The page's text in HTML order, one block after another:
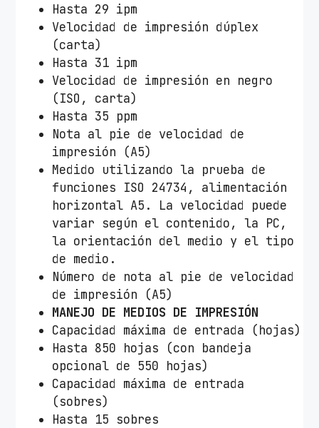
Hasta 29 ipm
Velocidad de impresión dúplex
(carta)
Hasta 31 ipm
Velocidad de impresión en negro
(ISO, carta)
Hasta 35 ppm
Nota al pie de velocidad de
impresión (A5)
Medido utilizando la prueba de
funciones ISO 24734, alimentación
horizontal A5. La velocidad puede
variar según el contenido, la PC,
la orientación del medio y el tipo
de medio.
Número de nota al pie de velocidad
de impresión (A5)
MANEJO DE MEDIOS DE IMPRESIÓN
Capacidad máxima de entrada (hojas)
Hasta 850 hojas (con bandeja
opcional de 550 hojas)
Capacidad máxima de entrada
(sobres)
Hasta 15 sobres